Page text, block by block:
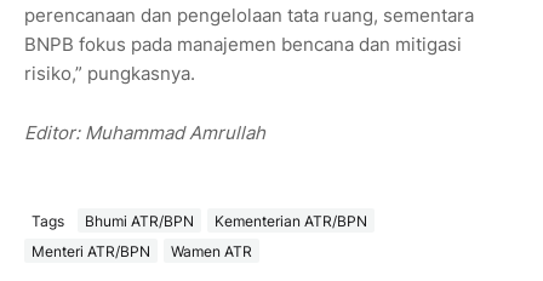
perencanaan dan pengelolaan tata ruang, sementara
BNPB fokus pada manajemen bencana dan mitigasi
risiko,” pungkasnya.
Editor: Muhammad Amrullah
Tags Bhumi ATR/BPN
Kementerian ATR/BPN
Menteri ATR/BPN
Wamen ATR